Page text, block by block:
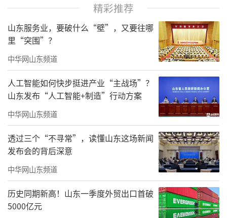
启动仪式邀请了德州市科协、教科院、德
州学院等相关负责同志以及多所学校的师生代
表参加。活动中，夏祥涛、牟健秀、王治强3位
专家受聘为工作室顾问。学校公布了《人工智
能通识教育三年发展规划》。
精彩推荐
山东服务业，要破什么“壁”，又要往哪
里“突围”？
中华网山东频道
人工智能如何快步挺进产业“主战场”？
山东发布“人工智能+制造”行动方案
中华网山东频道
透过三个“不寻常”，读懂山东这场新闻
发布会的背后深意
中华网山东频道
历史同期新高！山东一季度外贸出口首破
5000亿元